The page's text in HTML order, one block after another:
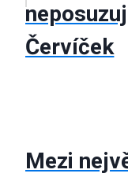
Červíček
Mezi